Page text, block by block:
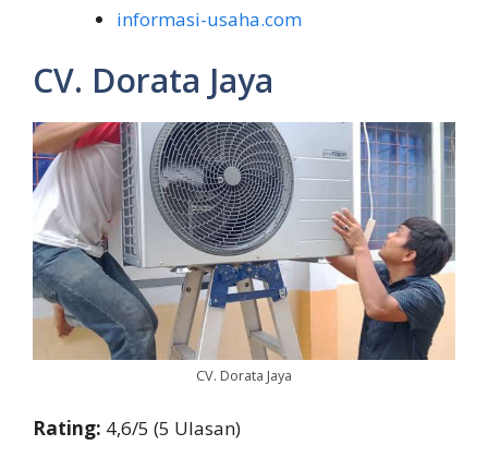
informasi-usaha.com
CV. Dorata Jaya
CV. Dorata Jaya
Rating: 4,6/5 (5 Ulasan)